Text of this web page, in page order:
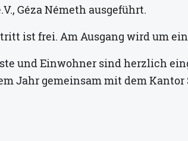
Géza Németh ausgeführt.
ist frei. Am Ausgang wird um
und Einwohner sind herzlich
Jahr gemeinsam mit dem Kantor